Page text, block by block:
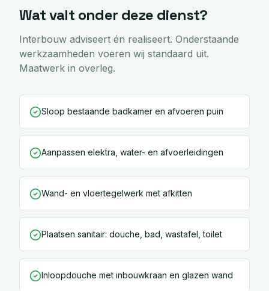
Wat valt onder deze dienst?
Interbouw adviseert én realiseert. Onderstaande
werkzaamheden voeren wij standaard uit.
Maatwerk in overleg.
Sloop bestaande badkamer en afvoeren puin
Aanpassen elektra, water- en afvoerleidingen
Wand- en vloertegelwerk met afkitten
Plaatsen sanitair: douche, bad, wastafel, toilet
Inloopdouche met inbouwkraan en glazen wand